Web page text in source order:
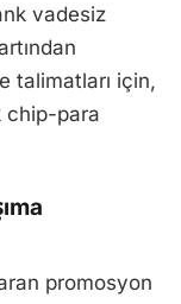
vadesiz
talimatları için,
chip-para
promosyon